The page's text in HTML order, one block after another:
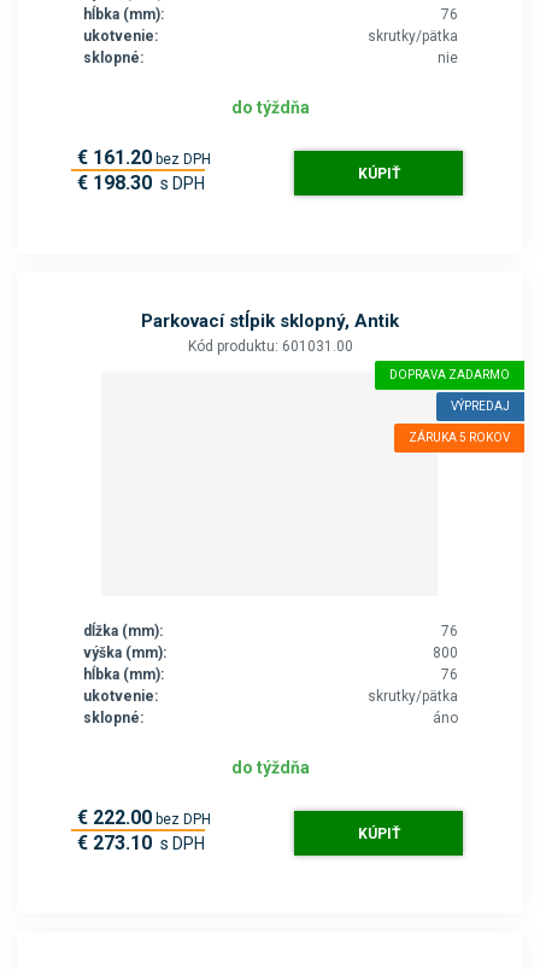
hĺbka (mm):
76
ukotvenie:
skrutky/pätka
sklopné:
nie
do týždňa
€ 161.20 bez DPH
€ 198.30 s DPH KÚPIŤ
Parkovací stĺpik sklopný, Antik
Kód produktu: 601031.00
DOPRAVA ZADARMO
VÝPREDAJ
ZÁRUKA 5 ROKOV
dĺžka (mm):
76
výška (mm):
800
hĺbka (mm):
76
ukotvenie:
skrutky/pätka
sklopné:
áno
do týždňa
€ 222.00 bez DPH
€ 273.10 s DPH KÚPIŤ